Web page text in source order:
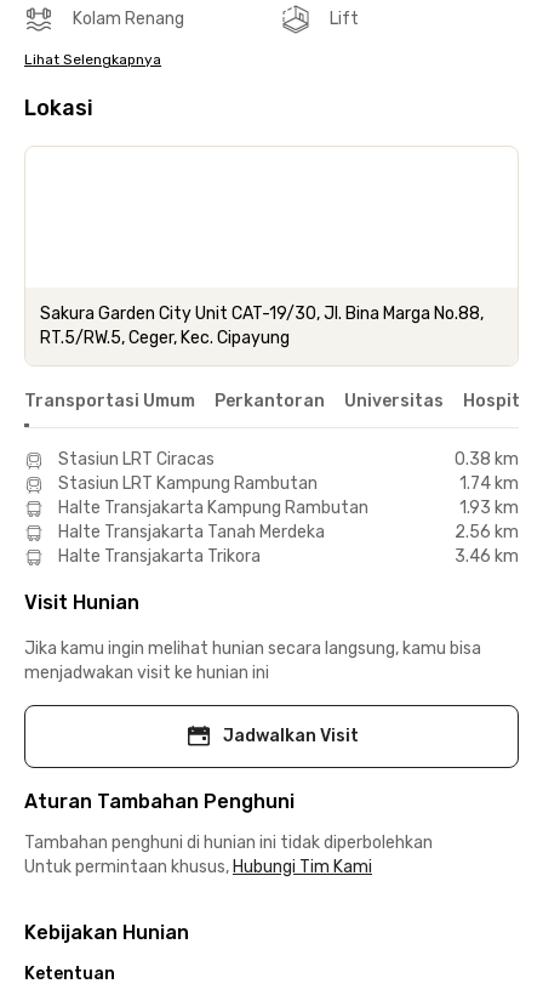
Kolam Renang Lift
Lihat Selengkapnya
Lokasi
Sakura Garden City Unit CAT-19/30, Jl. Bina Marga No.88,
RT.5/RW.5, Ceger, Kec. Cipayung
Transportasi Umum Perkantoran Universitas Hospital
Stasiun LRT Ciracas
0.38 km
Stasiun LRT Kampung Rambutan
1.74 km
Halte Transjakarta Kampung Rambutan
1.93 km
Halte Transjakarta Tanah Merdeka
2.56 km
Halte Transjakarta Trikora
3.46 km
Visit Hunian
Jika kamu ingin melihat hunian secara langsung, kamu bisa
menjadwakan visit ke hunian ini
Jadwalkan Visit
Aturan Tambahan Penghuni
Tambahan penghuni di hunian ini tidak diperbolehkan
Untuk permintaan khusus, Hubungi Tim Kami
Kebijakan Hunian
Ketentuan